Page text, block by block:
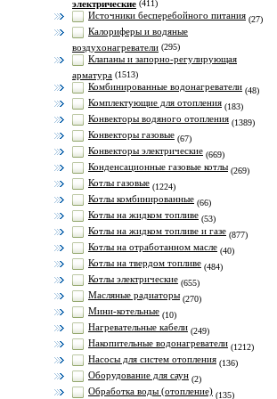
электрические (411)
Источники бесперебойного питания (27)
Калориферы и водяные
воздухонагреватели (295)
Клапаны и запорно-регулирующая
арматура (1513)
Комбинированные водонагреватели (48)
Комплектующие для отопления (183)
Конвекторы водяного отопления (1389)
Конвекторы газовые (67)
Конвекторы электрические (669)
Конденсационные газовые котлы (269)
Котлы газовые (1224)
Котлы комбинированные (66)
Котлы на жидком топливе (53)
Котлы на жидком топливе и газе (877)
Котлы на отработанном масле (40)
Котлы на твердом топливе (484)
Котлы электрические (655)
Масляные радиаторы (270)
Мини-котельные (10)
Нагревательные кабели (249)
Накопительные водонагреватели (1212)
Насосы для систем отопления (136)
Оборудование для саун (2)
Обработка воды (отопление) (135)